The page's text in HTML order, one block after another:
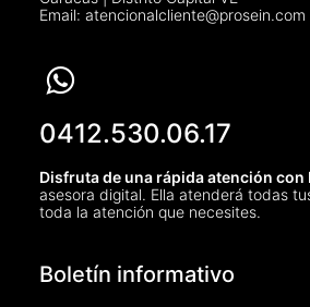
Email: atencionalcliente@prosein.com
0412.530.06.17
Disfruta de una rápida atención con
asesora digital. Ella atenderá todas
toda la atención que necesites.
Boletín informativo